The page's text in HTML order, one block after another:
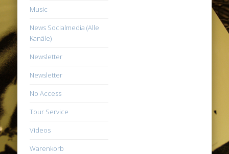
Music
News Socialmedia (Alle
Kanäle)
Newsletter
Newsletter
No Access
Tour Service
Videos
Warenkorb